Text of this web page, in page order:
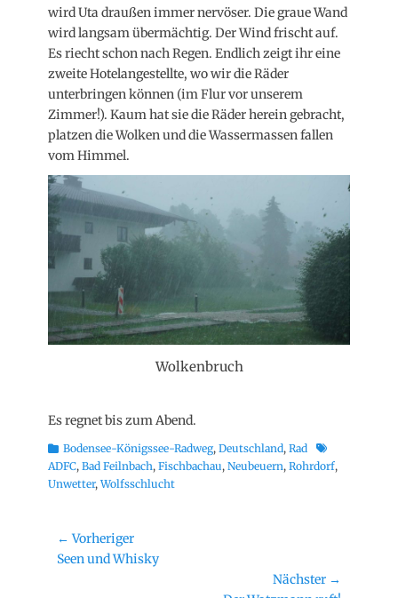
wird Uta draußen immer nervöser. Die graue Wand
wird langsam übermächtig. Der Wind frischt auf.
Es riecht schon nach Regen. Endlich zeigt ihr eine
zweite Hotelangestellte, wo wir die Räder
unterbringen können (im Flur vor unserem
Zimmer!). Kaum hat sie die Räder herein gebracht,
platzen die Wolken und die Wassermassen fallen
vom Himmel.
Wolkenbruch
Es regnet bis zum Abend.
Kategorien
Bodensee-Königssee-Radweg, Deutschland, Rad
Schlagworte
ADFC, Bad Feilnbach, Fischbachau, Neubeuern, Rohrdorf,
Unwetter,Wolfsschlucht
Beitragsnavigation
← Vorheriger
Vorheriger
Seen und Whisky
Nächster →